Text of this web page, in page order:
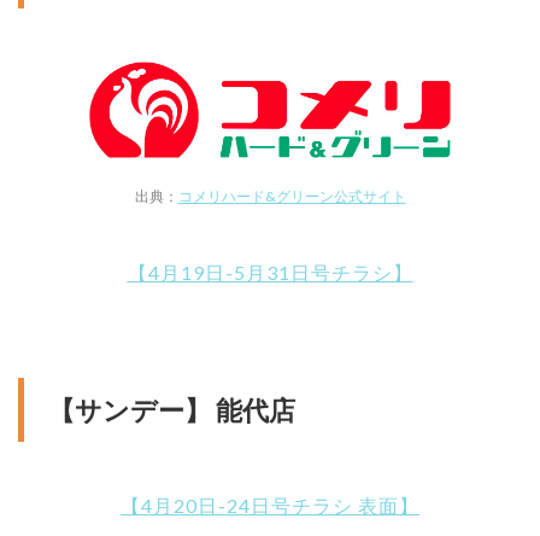
出典： コメリハード&グリーン公式サイト
【4月19日-5月31日号チラシ】
【サンデー】 能代店
【4月20日-24日号チラシ 表面】